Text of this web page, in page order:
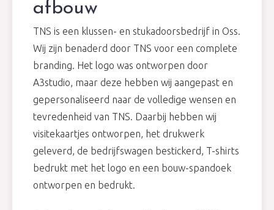
afbouw
TNS is een klussen- en stukadoorsbedrijf in Oss.
Wij zijn benaderd door TNS voor een complete
branding. Het logo was ontworpen door
A3studio, maar deze hebben wij aangepast en
gepersonaliseerd naar de volledige wensen en
tevredenheid van TNS. Daarbij hebben wij
visitekaartjes ontworpen, het drukwerk
geleverd, de bedrijfswagen bestickerd, T-shirts
bedrukt met het logo en een bouw-spandoek
ontworpen en bedrukt.